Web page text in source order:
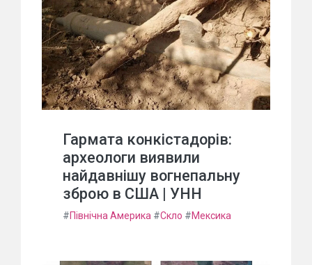
Гармата конкістадорів:
археологи виявили
найдавнішу вогнепальну
зброю в США | УНН
#Північна Америка #Скло #Мексика